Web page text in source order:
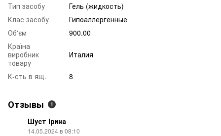
Тип засобу
Гель (жидкость)
Клас засобу
Гипоаллергенные
Об'єм
900.00
Країна
виробник
товару
Италия
К-сть в ящ. 8
Отзывы 1
Шуст Ірина
14.05.2024 в 08:10